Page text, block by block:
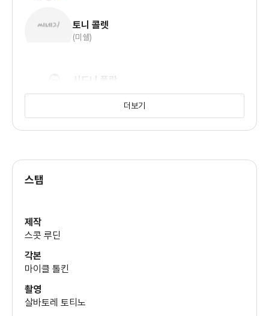
토니 콜렛
(미쉘)
시드니 폴락
(델라노)
킴 스타운튼
더보기
스탭
제작
스콧 루딘
각본
마이클 톨킨
촬영
살바토레 토티노